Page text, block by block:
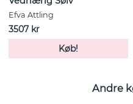
Efva Attling
3507 kr
Køb!
Andre